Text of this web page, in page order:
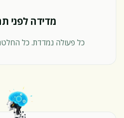
מדידה לפני
כל פעולה נמדדת. כל